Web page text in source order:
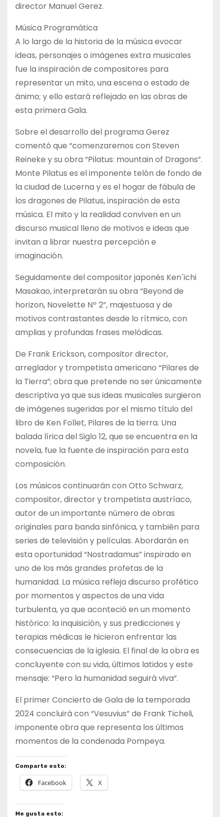
director Manuel Gerez.
Música Programática
A lo largo de la historia de la música evocar
ideas, personajes o imágenes extra musicales
fue la inspiración de compositores para
representar un mito, una escena o estado de
ánimo; y ello estará reflejado en las obras de
esta primera Gala.
Sobre el desarrollo del programa Gerez
comentó que “comenzaremos con Steven
Reineke y su obra “Pilatus: mountain of Dragons”.
Monte Pilatus es el imponente telón de fondo de
la ciudad de Lucerna y es el hogar de fábula de
los dragones de Pilatus, inspiración de esta
música. El mito y la realidad conviven en un
discurso musical lleno de motivos e ideas que
invitan a librar nuestra percepción e
imaginación.
Seguidamente del compositor japonés Ken´ichi
Masakao, interpretarán su obra “Beyond de
horizon, Novelette Nº 2”, majestuosa y de
motivos contrastantes desde lo rítmico, con
amplias y profundas frases melódicas.
De Frank Erickson, compositor director,
arreglador y trompetista americano “Pilares de
la Tierra”; obra que pretende no ser únicamente
descriptiva ya que sus ideas musicales surgieron
de imágenes sugeridas por el mismo título del
libro de Ken Follet, Pilares de la tierra. Una
balada lírica del Siglo 12, que se encuentra en la
novela, fue la fuente de inspiración para esta
composición.
Los músicos continuarán con Otto Schwarz,
compositor, director y trompetista austríaco,
autor de un importante número de obras
originales para banda sinfónica, y también para
series de televisión y películas. Abordarán en
esta oportunidad “Nostradamus” inspirado en
uno de los más grandes profetas de la
humanidad. La música refleja discurso profético
por momentos y aspectos de una vida
turbulenta, ya que aconteció en un momento
histórico: la inquisición, y sus predicciones y
terapias médicas le hicieron enfrentar las
consecuencias de la iglesia. El final de la obra es
concluyente con su vida, últimos latidos y este
mensaje: “Pero la humanidad seguirá viva”.
El primer Concierto de Gala de la temporada
2024 concluirá con “Vesuvius” de Frank Ticheli,
imponente obra que representa los últimos
momentos de la condenada Pompeya.
Comparte esto:
Facebook X
Me gusta esto: